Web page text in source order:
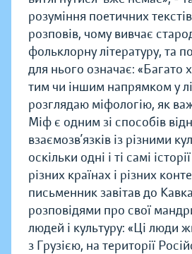
розуміння поетичних
розповів, чому вивчає
фольклорну літературу, та
для нього означає: «Багато
тим чи іншим напрямком у
розглядаю міфологію, як
Міф є одним зі способів
взаємозв’язків із різними
оскільки одні і ті самі
різних країнах і різних
письменник завітав до
розповідями про свої
людей і культуру: «Ці люди
з Грузією, на території